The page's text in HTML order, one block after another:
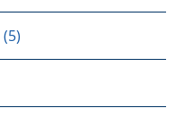
(5)